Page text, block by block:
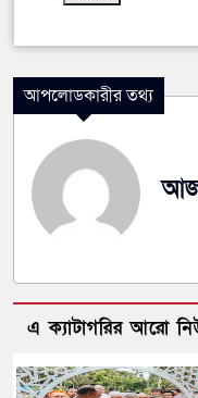
আপলোডকারীর তথ্য
এ ক্যাটাগরির আরো